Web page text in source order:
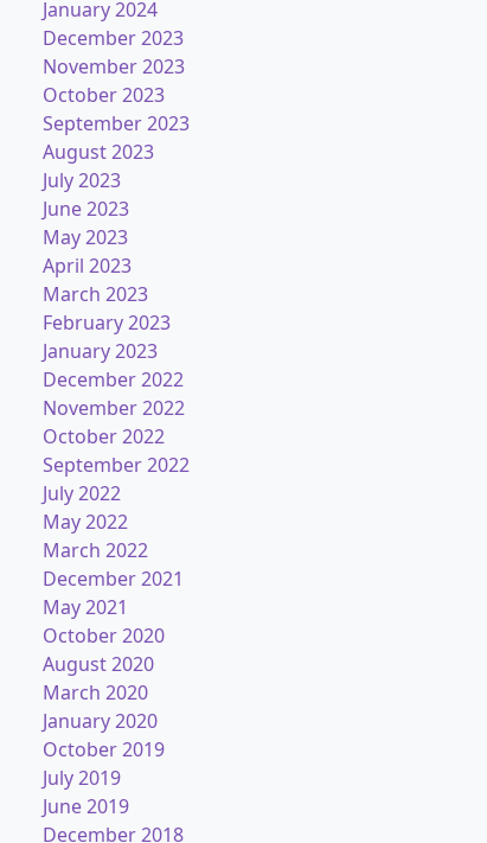
January 2024
December 2023
November 2023
October 2023
September 2023
August 2023
July 2023
June 2023
May 2023
April 2023
March 2023
February 2023
January 2023
December 2022
November 2022
October 2022
September 2022
July 2022
May 2022
March 2022
December 2021
May 2021
October 2020
August 2020
March 2020
January 2020
October 2019
July 2019
June 2019
December 2018